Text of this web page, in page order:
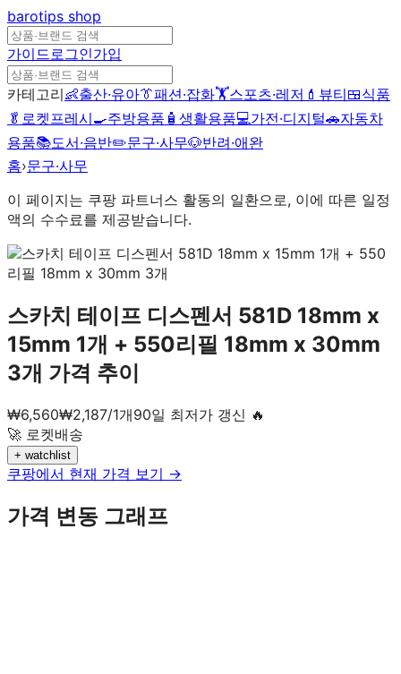
barotips shop
가이드로그인가입
카테고리👶출산·유아👔패션·잡화🏋️스포츠·레저 💄 뷰티🍱식품
🥬 로켓프레시🍳주방용품 🧴 생활용품💻가전·디지털🚗자동차
용품📚도서·음반✏️문구·사무🐶반려·애완
홈›문구·사무
이 페이지는 쿠팡 파트너스 활동의 일환으로, 이에 따른 일정
액의 수수료를 제공받습니다.
스카치 테이프 디스펜서 581D 18mm x
15mm 1개 + 550리필 18mm x 30mm
3개 가격 추이
₩6,560₩2,187/1개90일 최저가 갱신 🔥
🚀 로켓배송
+ watchlist
쿠팡에서 현재 가격 보기 →
가격 변동 그래프